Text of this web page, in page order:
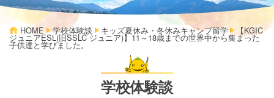
HOME 学校体験談 キッズ夏休み・冬休みキャンプ留学 【KGIC
ジュニアESL(旧SSLC ジュニア)】11～18歳までの世界中から集まった
子供達と学びました。
学校体験談